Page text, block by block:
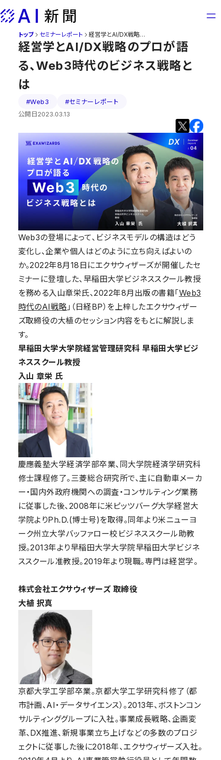
to
contentトップ セミナーレポート 経営学とAI/DX戦略のプロが語る、Web3時代のビジネス戦略とは
経営学とAI/DX戦略のプロが語
る、Web3時代のビジネス戦略と
は
#Web3
#セミナーレポート
公開日2023.03.13
Web3の登場によって、ビジネスモデルの構造はどう
変化し、企業や個人はどのように立ち向えばよいの
か。2022年8月18日にエクサウィザーズが開催したセ
ミナーに登壇した、早稲田大学ビジネススクール教授
を務める入山章栄氏、2022年8月出版の書籍「Web3
時代のAI戦略 」（日経BP）を上梓したエクサウィザー
ズ取締役の大植のセッション内容をもとに解説しま
す。
早稲田大学大学院経営管理研究科 早稲田大学ビジ
ネススクール教授
入山 章栄 氏
慶應義塾大学経済学部卒業、同大学院経済学研究科
修士課程修了。三菱総合研究所で、主に自動車メーカ
ー・国内外政府機関への調査・コンサルティング業務
に従事した後、2008年に米ピッツバーグ大学経営大
学院よりPh.D.(博士号)を取得。同年より米ニューヨ
ーク州立大学バッファロー校ビジネススクール助教
授。2013年より早稲田大学大学院早稲田大学ビジネ
ススクール准教授。2019年より現職。専門は経営学。
株式会社エクサウィザーズ 取締役
大植 択真
京都大学工学部卒業。京都大学工学研究科修了（都
市計画、AI・データサイエンス）。2013年、ボストンコン
サルティンググループに入社。事業成長戦略、企画変
革、DX推進、新規事業立ち上げなどの多数のプロジ
ェクトに従事した後に2018年、エクサウィザーズ入社。